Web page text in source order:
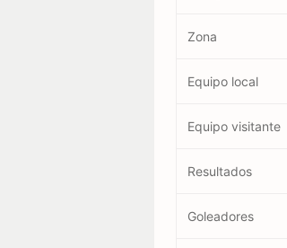
Zona
Equipo local
Equipo visitante
Resultados
Goleadores